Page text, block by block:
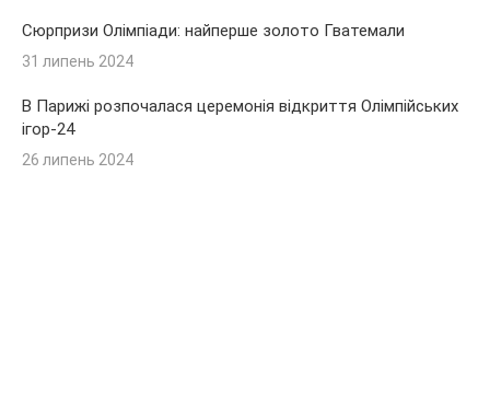
Сюрпризи Олімпіади: найперше золото Гватемали
31 липень 2024
В Парижі розпочалася церемонія відкриття Олімпійських
ігор-24
26 липень 2024